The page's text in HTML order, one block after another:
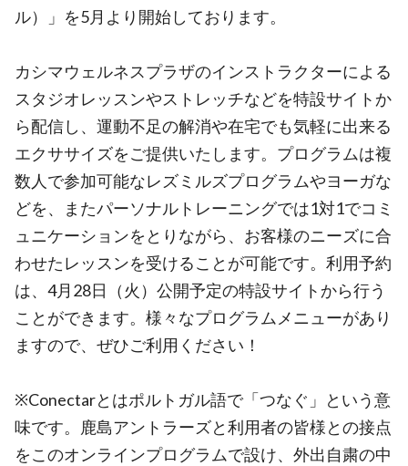
ル）」を5月より開始しております。
カシマウェルネスプラザのインストラクターによる
スタジオレッスンやストレッチなどを特設サイトか
ら配信し、運動不足の解消や在宅でも気軽に出来る
エクササイズをご提供いたします。プログラムは複
数人で参加可能なレズミルズプログラムやヨーガな
どを、またパーソナルトレーニングでは1対1でコミ
ュニケーションをとりながら、お客様のニーズに合
わせたレッスンを受けることが可能です。利用予約
は、4月28日（火）公開予定の特設サイトから行う
ことができます。様々なプログラムメニューがあり
ますので、ぜひご利用ください！
※Conectarとはポルトガル語で「つなぐ」という意
味です。鹿島アントラーズと利用者の皆様との接点
をこのオンラインプログラムで設け、外出自粛の中